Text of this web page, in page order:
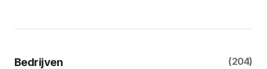
Bedrijven (204)